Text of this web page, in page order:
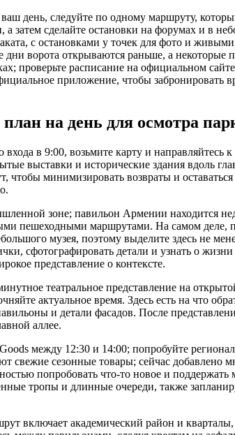
день, следуйте по одному маршруту,
а затем сделайте остановки на форумах и в
с остановками у точек для фото и
ворота открываются раньше, а некоторые
проверьте расписание на официальном
приложение, чтобы забронировать
на день для осмотра
входа в 9:00, возьмите карту и направляйтесь
выставки и исторические здания вдоль
чтобы минимизировать возвраты и
зоне; павильон Армении находится
пешеходными маршрутами. На самом деле,
музея, поэтому выделите здесь не
сфотографировать детали и узнать о
представление о контексте.
театральное представление на
актуальное время. Здесь есть на что
и детали фасадов. После
аллее.
между 12:30 и 14:00; попробуйте
свежие сезонные товары; сейчас добавлено
попробовать что-то новое и
тропы и длинные очереди, также
включает академический район и